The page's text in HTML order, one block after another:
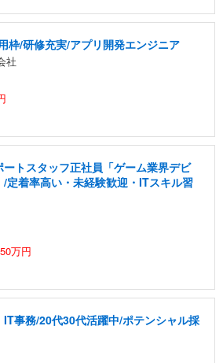
枠/研修充実/アプリ開発エンジニア
社
トスタッフ正社員「ゲーム業界デビ
/定着率高い・未経験歓迎・ITスキル習
万円
IT事務/20代30代活躍中/ポテンシャル採